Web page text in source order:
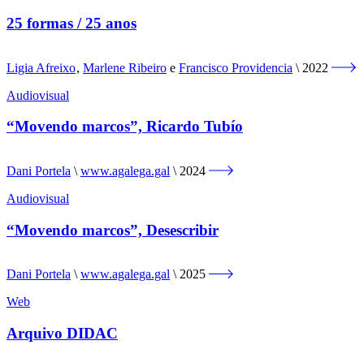
25 formas / 25 anos
Ligia Afreixo, Marlene Ribeiro e Francisco Providencia
2022
Audiovisual
“Movendo marcos”, Ricardo Tubío
Dani Portela www.agalega.gal
2024
Audiovisual
“Movendo marcos”, Desescribir
Dani Portela www.agalega.gal
2025
Web
Arquivo DIDAC